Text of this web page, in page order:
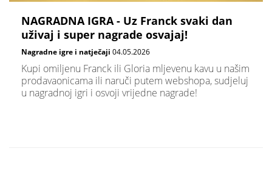
NAGRADNA IGRA - Uz Franck svaki dan
uživaj i super nagrade osvajaj!
Nagradne igre i natječaji 04.05.2026
Kupi omiljenu Franck ili Gloria mljevenu kavu u našim
prodavaonicama ili naruči putem webshopa, sudjeluj
u nagradnoj igri i osvoji vrijedne nagrade!